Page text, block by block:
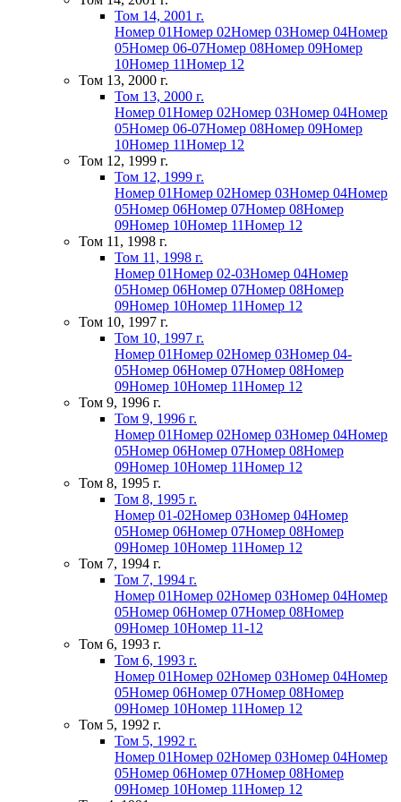
Том 14, 2001 г.
Номер 01Номер 02Номер 03Номер 04Номер
05Номер 06-07Номер 08Номер 09Номер
10Номер 11Номер 12
Том 13, 2000 г.
Том 13, 2000 г.
Номер 01Номер 02Номер 03Номер 04Номер
05Номер 06-07Номер 08Номер 09Номер
10Номер 11Номер 12
Том 12, 1999 г.
Том 12, 1999 г.
Номер 01Номер 02Номер 03Номер 04Номер
05Номер 06Номер 07Номер 08Номер
09Номер 10Номер 11Номер 12
Том 11, 1998 г.
Том 11, 1998 г.
Номер 01Номер 02-03Номер 04Номер
05Номер 06Номер 07Номер 08Номер
09Номер 10Номер 11Номер 12
Том 10, 1997 г.
Том 10, 1997 г.
Номер 01Номер 02Номер 03Номер 04-
05Номер 06Номер 07Номер 08Номер
09Номер 10Номер 11Номер 12
Том 9, 1996 г.
Том 9, 1996 г.
Номер 01Номер 02Номер 03Номер 04Номер
05Номер 06Номер 07Номер 08Номер
09Номер 10Номер 11Номер 12
Том 8, 1995 г.
Том 8, 1995 г.
Номер 01-02Номер 03Номер 04Номер
05Номер 06Номер 07Номер 08Номер
09Номер 10Номер 11Номер 12
Том 7, 1994 г.
Том 7, 1994 г.
Номер 01Номер 02Номер 03Номер 04Номер
05Номер 06Номер 07Номер 08Номер
09Номер 10Номер 11-12
Том 6, 1993 г.
Том 6, 1993 г.
Номер 01Номер 02Номер 03Номер 04Номер
05Номер 06Номер 07Номер 08Номер
09Номер 10Номер 11Номер 12
Том 5, 1992 г.
Том 5, 1992 г.
Номер 01Номер 02Номер 03Номер 04Номер
05Номер 06Номер 07Номер 08Номер
09Номер 10Номер 11Номер 12